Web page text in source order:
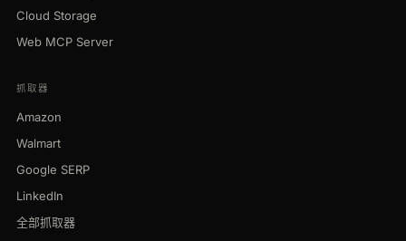
Cloud Storage
Web MCP Server
抓取器
Amazon
Walmart
Google SERP
LinkedIn
全部抓取器